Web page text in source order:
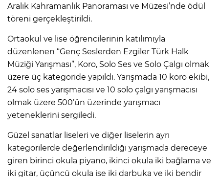
Aralık Kahramanlık Panoraması ve Müzesi’nde ödül
töreni gerçekleştirildi.
Ortaokul ve lise öğrencilerinin katılımıyla
düzenlenen “Genç Seslerden Ezgiler Türk Halk
Müziği Yarışması”, Koro, Solo Ses ve Solo Çalgı olmak
üzere üç kategoride yapıldı. Yarışmada 10 koro ekibi,
24 solo ses yarışmacısı ve 10 solo çalgı yarışmacısı
olmak üzere 500’ün üzerinde yarışmacı
yeteneklerini sergiledi.
Güzel sanatlar liseleri ve diğer liselerin ayrı
kategorilerde değerlendirildiği yarışmada dereceye
giren birinci okula piyano, ikinci okula iki bağlama ve
iki gitar, üçüncü okula ise iki darbuka ve iki bendir